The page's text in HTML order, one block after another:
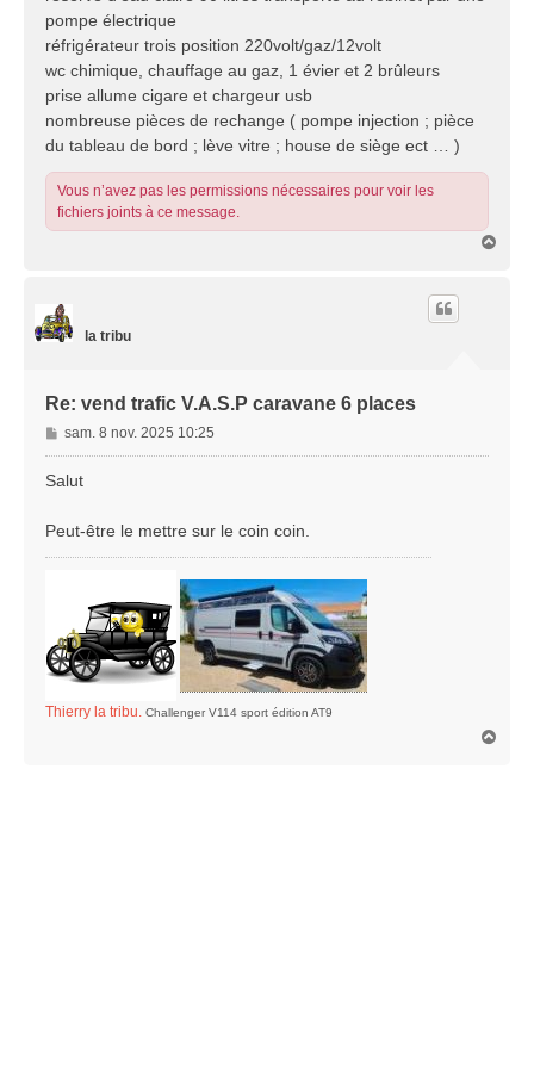
pompe électrique
réfrigérateur trois position 220volt/gaz/12volt
wc chimique, chauffage au gaz, 1 évier et 2 brûleurs
prise allume cigare et chargeur usb
nombreuse pièces de rechange ( pompe injection ; pièce
du tableau de bord ; lève vitre ; house de siège ect … )
Vous n’avez pas les permissions nécessaires pour voir les
fichiers joints à ce message.
la tribu
Re: vend trafic V.A.S.P caravane 6 places
M
e
g
e
sam. 8 nov. 2025 10:25
Salut
Peut-être le mettre sur le coin coin.
Thierry la tribu. Challenger V114 sport édition AT9